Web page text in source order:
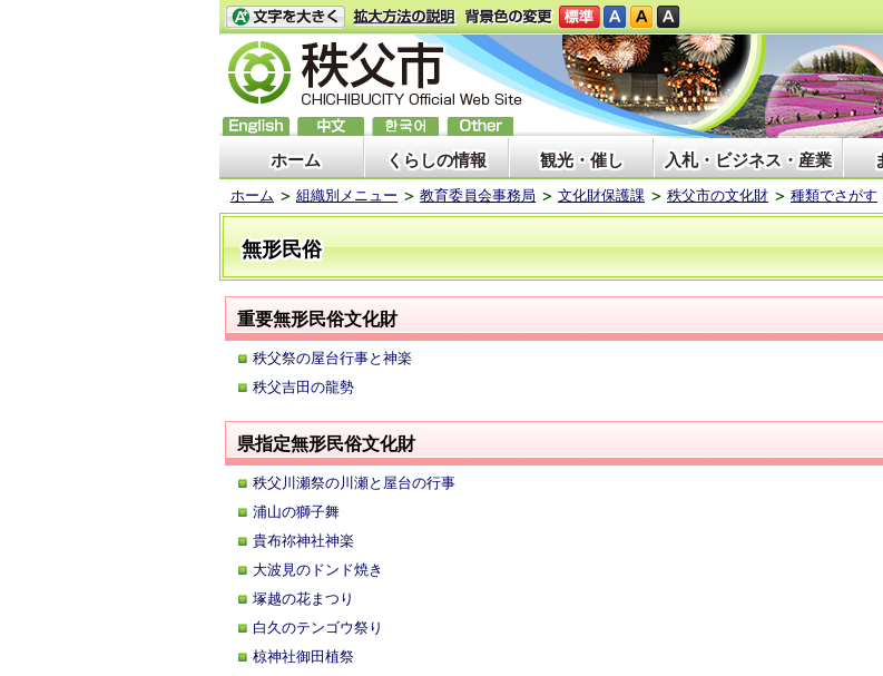
ホーム くらしの情報 観光・催し 入札・ビジネス・産業
ホーム 組織別メニュー 教育委員会事務局 文化財保護課 秩父市の文化財 種類でさがす
無形民俗
重要無形民俗文化財
秩父祭の屋台行事と神楽
秩父吉田の龍勢
県指定無形民俗文化財
秩父川瀬祭の川瀬と屋台の行事
浦山の獅子舞
貴布祢神社神楽
大波見のドンド焼き
塚越の花まつり
白久のテンゴウ祭り
椋神社御田植祭